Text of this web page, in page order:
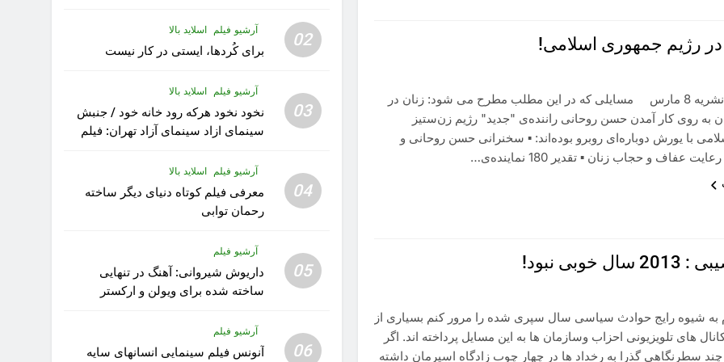
رژیم جمهوری اسلامی!
انتخاب از نشریه 8 مارس مسایلی که در این مطلب مطرح می شود: زنان در
به روی کار آمدن حسن روحانی راننده‌ی "جدید" رژیم زن‌ستیز
با یورش دوباره‌ای روبرو بوده‌اند: ▪ سخنرانی حسن روحانی و
عفاف و حجاب زنان ▪ تقدیر 180 نماینده‌ی…
خوبی نبود!
شیوه رایج حوادث سیاسی سال سپری شده را مرور کنم بسیاری از
های تلویزیونی احزاب وسازمان ها به این مسایل پرداخته اند. اگر
چند سطرنگاهی گذرا به رخداد ها در چهار چوب زادگاه اسیرمان داشته
02 آرشیو فیلم اسلاید بالا
برای کُردها، ایستی در کار نیست
03
آرشیو فیلم اسلاید بالا
نخود نخود هرکه رود خانه خود / جنبش
سینمای ازاد سینمای آزاد تهران: فیلم
04
آرشیو فیلم اسلاید بالا
معرفی فیلم کوتاه دنیای دیگر ساخته
رحمان توابی
05
آرشیو فیلم
داریوش شیروانی: آهنگ در تنهایی
ساخته شده برای ویولن و ارکستر
06
آرشیو فیلم
آنونس فیلم سینمایی انسانهای سایه